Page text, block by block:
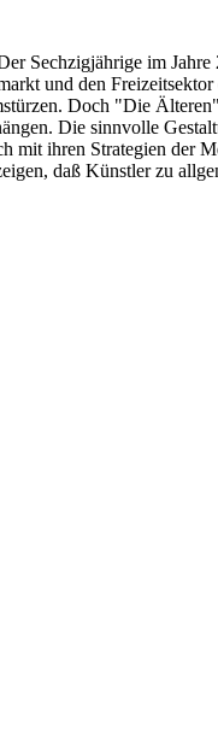
Sechzigjährige im
und den Freizeitsektor
Doch "Die
Die sinnvolle
mit ihren Strategien der
daß Künstler zu